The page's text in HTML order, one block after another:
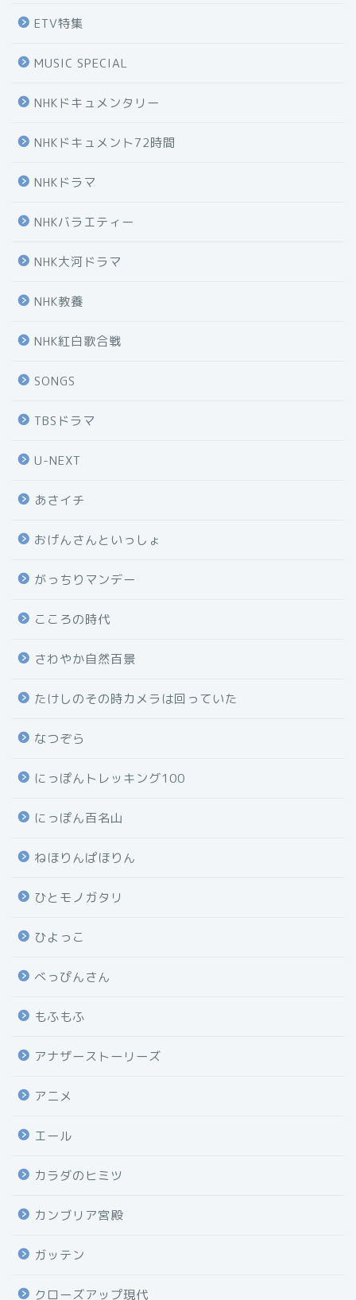
ETV特集
MUSIC SPECIAL
NHKドキュメンタリー
NHKドキュメント72時間
NHKドラマ
NHKバラエティー
NHK大河ドラマ
NHK教養
NHK紅白歌合戦
SONGS
TBSドラマ
U-NEXT
あさイチ
おげんさんといっしょ
がっちりマンデー
こころの時代
さわやか自然百景
たけしのその時カメラは回っていた
なつぞら
にっぽんトレッキング100
にっぽん百名山
ねほりんぱほりん
ひとモノガタリ
ひよっこ
べっぴんさん
もふもふ
アナザーストーリーズ
アニメ
エール
カラダのヒミツ
カンブリア宮殿
ガッテン
クローズアップ現代